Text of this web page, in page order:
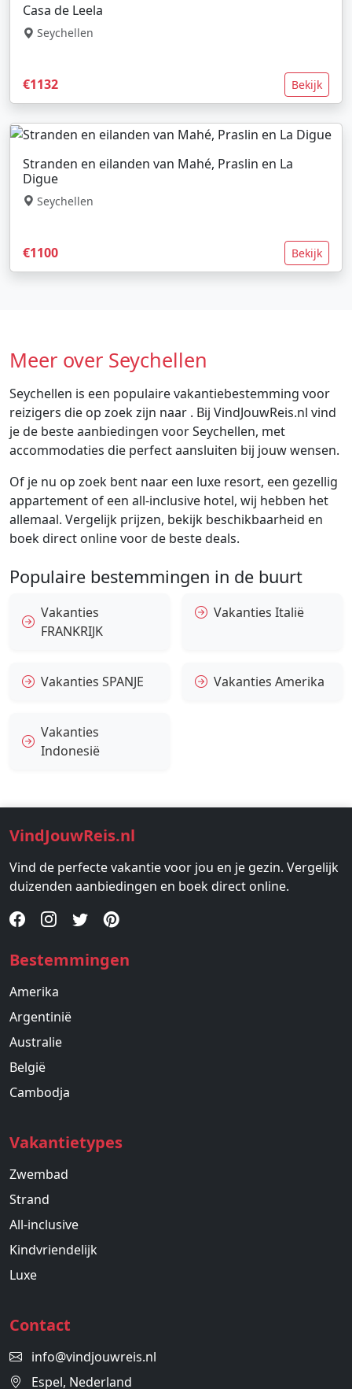
Casa de Leela
Seychellen
€1132 Bekijk
Stranden en eilanden van Mahé, Praslin en La
Digue
Seychellen
€1100 Bekijk
Meer over Seychellen
Seychellen is een populaire vakantiebestemming voor
reizigers die op zoek zijn naar . Bij VindJouwReis.nl vind
je de beste aanbiedingen voor Seychellen, met
accommodaties die perfect aansluiten bij jouw wensen.
Of je nu op zoek bent naar een luxe resort, een gezellig
appartement of een all-inclusive hotel, wij hebben het
allemaal. Vergelijk prijzen, bekijk beschikbaarheid en
boek direct online voor de beste deals.
Populaire bestemmingen in de buurt
Vakanties
FRANKRIJK
Vakanties Italië
Vakanties SPANJE Vakanties Amerika
Vakanties
Indonesië
VindJouwReis.nl
Vind de perfecte vakantie voor jou en je gezin. Vergelijk
duizenden aanbiedingen en boek direct online.
Bestemmingen
Amerika
Argentinië
Australie
België
Cambodja
Vakantietypes
Zwembad
Strand
All-inclusive
Kindvriendelijk
Luxe
Contact
info@vindjouwreis.nl
Espel, Nederland